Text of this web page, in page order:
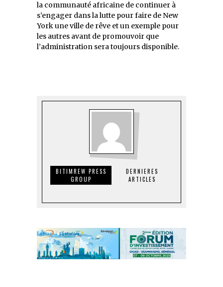
la communauté africaine de continuer à
s’engager dans la lutte pour faire de New
York une ville de rêve et un exemple pour
les autres avant de promouvoir que
l’administration sera toujours disponible.
BITIMREW PRESS
GROUP
DERNIERES
ARTICLES